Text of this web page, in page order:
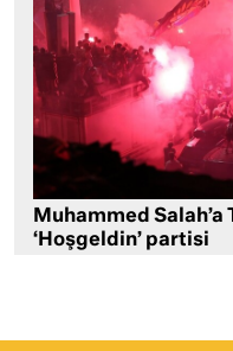
Muhammed Salah’a
‘Hoşgeldin’ partisi